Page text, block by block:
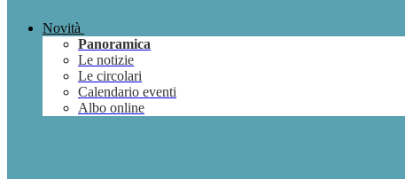
Novità
Panoramica
Le notizie
Le circolari
Calendario eventi
Albo online